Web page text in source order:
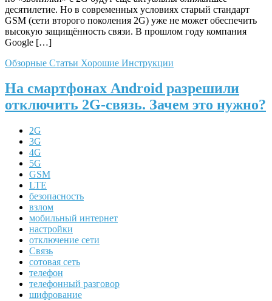
десятилетие. Но в современных условиях старый стандарт
GSM (сети второго поколения 2G) уже не может обеспечить
высокую защищённость связи. В прошлом году компания
Google […]
Обзорные Статьи Хорошие Инструкции
На смартфонах Android разрешили
отключить 2G-связь. Зачем это нужно?
2G
3G
4G
5G
GSM
LTE
безопасность
взлом
мобильный интернет
настройки
отключение сети
Связь
сотовая сеть
телефон
телефонный разговор
шифрование